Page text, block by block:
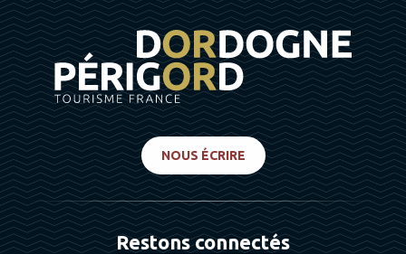
NOUS ÉCRIRE
Restons connectés